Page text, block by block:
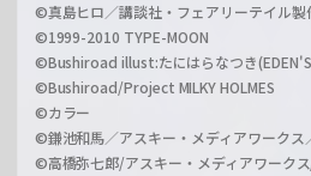
©真島ヒロ／講談社・フェアリーテイル製
©1999-2010 TYPE-MOON
©Bushiroad illust:たにはらなつき
©Bushiroad/Project MILKY HOLMES
©カラー
©鎌池和馬／アスキー・メディアワークス
©高橋弥七郎/アスキー・メディアワーク